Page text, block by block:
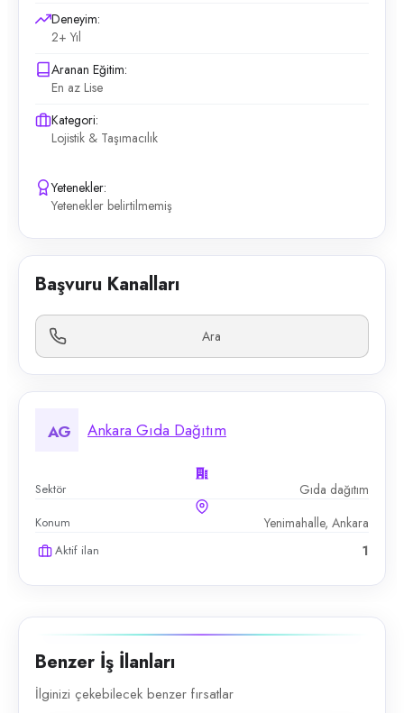
Deneyim:
2+ Yıl
Aranan Eğitim:
En az Lise
Kategori:
Lojistik & Taşımacılık
Yetenekler:
Yetenekler belirtilmemiş
Başvuru Kanalları
Ara
AG Ankara Gıda Dağıtım
Sektör Gıda dağıtım
Konum Yenimahalle, Ankara
Aktif ilan 1
Benzer İş İlanları
İlginizi çekebilecek benzer fırsatlar